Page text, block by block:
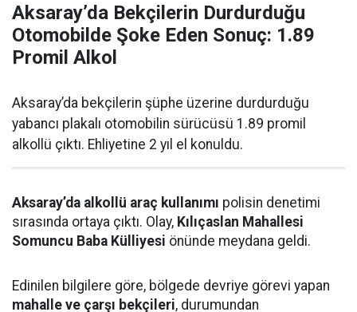
Aksaray’da Bekçilerin Durdurduğu
Otomobilde Şoke Eden Sonuç: 1.89
Promil Alkol
Aksaray’da bekçilerin şüphe üzerine durdurduğu
yabancı plakalı otomobilin sürücüsü 1.89 promil
alkollü çıktı. Ehliyetine 2 yıl el konuldu.
Aksaray’da alkollü araç kullanımı polisin denetimi
sırasında ortaya çıktı. Olay, Kılıçaslan Mahallesi
Somuncu Baba Külliyesi önünde meydana geldi.
Edinilen bilgilere göre, bölgede devriye görevi yapan
mahalle ve çarşı bekçileri, durumundan